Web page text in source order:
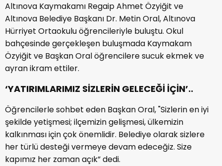
Altınova Kaymakamı Regaip Ahmet Özyiğit ve
Altınova Belediye Başkanı Dr. Metin Oral, Altınova
Hürriyet Ortaokulu öğrencileriyle buluştu. Okul
bahçesinde gerçekleşen buluşmada Kaymakam
Özyiğit ve Başkan Oral öğrencilere sucuk ekmek ve
ayran ikram ettiler.
‘YATIRIMLARIMIZ SİZLERİN GELECEĞİ İÇİN’..
Öğrencilerle sohbet eden Başkan Oral, "Sizlerin en iyi
şekilde yetişmesi; ilçemizin gelişmesi, ülkemizin
kalkınması için çok önemlidir. Belediye olarak sizlere
her türlü desteği vermeye devam edeceğiz. Size
kapımız her zaman açık” dedi.